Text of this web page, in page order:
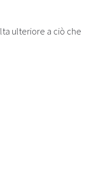
ulteriore a ciò che